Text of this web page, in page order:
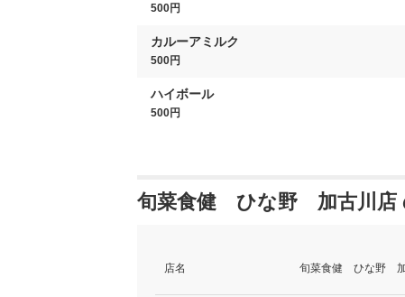
500円
カルーアミルク
500円
ハイボール
500円
旬菜食健 ひな野 加古川店
店名 旬菜食健 ひな野 加